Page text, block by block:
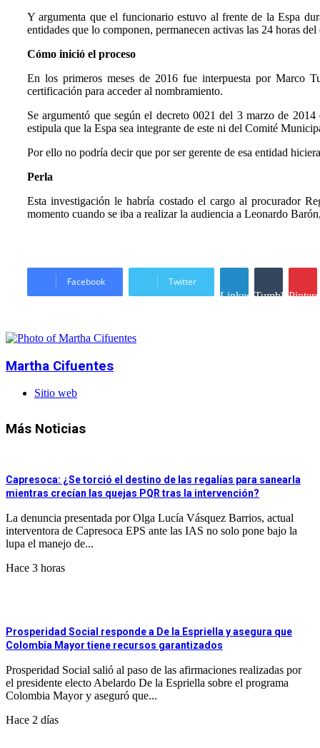
Y argumenta que el funcionario estuvo al frente de la Espa
entidades que lo componen, permanecen activas las 24 horas
Cómo inició el proceso
En los primeros meses de 2016 fue interpuesta por Marco
certificación para acceder al nombramiento.
Se argumentó que según el decreto 0021 del 3 marzo de
estipula que la Espa sea integrante de este ni del Comité
Por ello no podría decir que por ser gerente de esa entidad
Perla
Esta investigación le habría costado el cargo al procurador
momento cuando se iba a realizar la audiencia a Leonardo
Facebook
Twitter
LinkedInTumblr
Martha Cifuentes
Sitio web
Más Noticias
Capresoca: ¿Se torció el destino de las regalías para sanearla
mientras crecían las quejas PQR tras la intervención?
La denuncia presentada por Olga Lucía Vásquez Barrios, actual
interventora de Capresoca EPS ante las IAS no solo pone bajo la
lupa el manejo de...
Hace 3 horas
Prosperidad Social responde a De la Espriella y asegura que
Colombia Mayor tiene recursos garantizados
Prosperidad Social salió al paso de las afirmaciones realizadas por
el presidente electo Abelardo De la Espriella sobre el programa
Colombia Mayor y aseguró que...
Hace 2 días